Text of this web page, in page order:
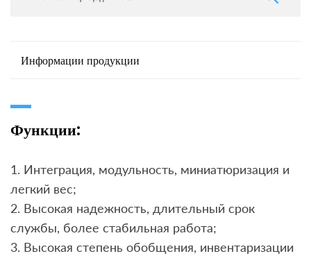
Информации продукции
Функции:
1. Интеграция, модульность, миниатюризация и
легкий вес;
2. Высокая надежность, длительный срок
службы, более стабильная работа;
3. Высокая степень обобщения, инвентаризации